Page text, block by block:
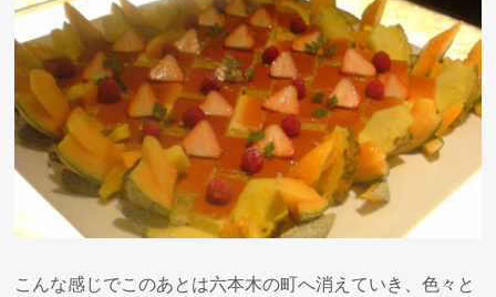
こんな感じでこのあとは六本木の町へ消えていき、色々と